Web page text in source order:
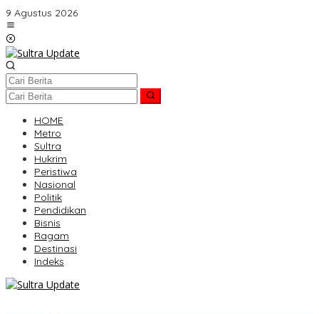
Lewati
ke
konten
9 Agustus 2026
HOME
Metro
Sultra
Hukrim
Peristiwa
Nasional
Politik
Pendidikan
Bisnis
Ragam
Destinasi
Indeks